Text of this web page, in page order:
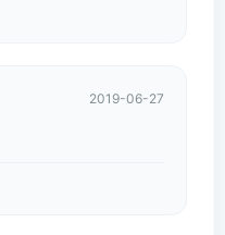
2019-06-27